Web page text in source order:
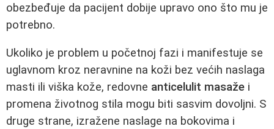
obezbeđuje da pacijent dobije upravo ono što mu je
potrebno.
Ukoliko je problem u početnoj fazi i manifestuje se
uglavnom kroz neravnine na koži bez većih naslaga
masti ili viška kože, redovne anticelulit masaže i
promena životnog stila mogu biti sasvim dovoljni. S
druge strane, izražene naslage na bokovima i